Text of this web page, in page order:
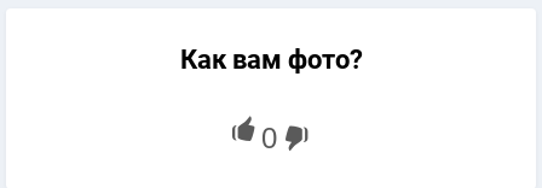
Как вам фото?